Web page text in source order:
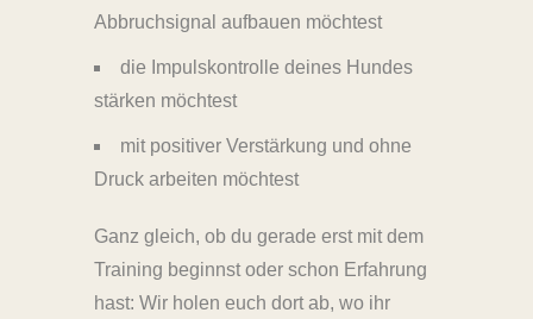
Abbruchsignal aufbauen möchtest
die Impulskontrolle deines Hundes
stärken möchtest
mit positiver Verstärkung und ohne
Druck arbeiten möchtest
Ganz gleich, ob du gerade erst mit dem
Training beginnst oder schon Erfahrung
hast: Wir holen euch dort ab, wo ihr